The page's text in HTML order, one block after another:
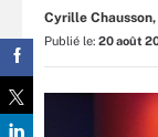
Cyrille Chausson,
Publié le: 20 août